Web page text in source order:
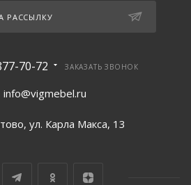
РАССЫЛКУ
70-72 ЗАКАЗАТЬ ЗВОНОК
info@vigmebel.ru
ул. Карла Макса, 13